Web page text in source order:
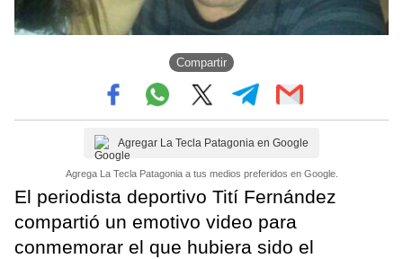
Compartir
Agregar La Tecla Patagonia en Google
Agrega La Tecla Patagonia a tus medios preferidos en Google.
El periodista deportivo Tití Fernández
compartió un emotivo video para
conmemorar el que hubiera sido el